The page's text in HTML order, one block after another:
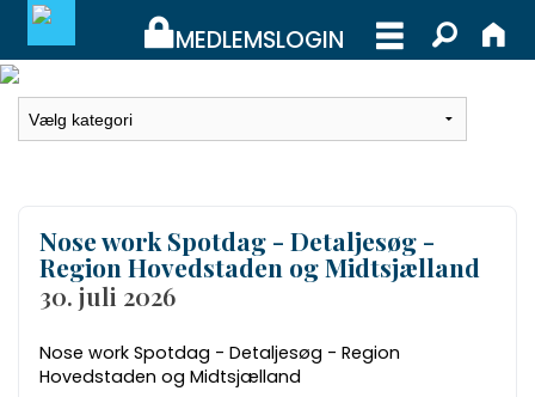
MEDLEMSLOGIN
MEDLEMSLOGIN
WEBSHOP
Nose work Spotdag - Detaljesøg -
Region Hovedstaden og Midtsjælland
30. juli 2026
Nose work Spotdag - Detaljesøg - Region
Hovedstaden og Midtsjælland